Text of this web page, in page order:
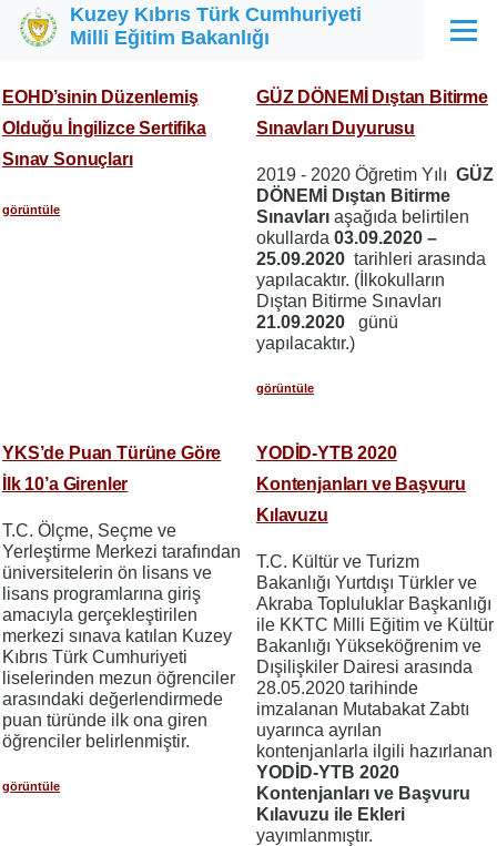
Ana içeriğe atla
Kuzey Kıbrıs Türk Cumhuriyeti
Milli Eğitim Bakanlığı
Menü
EOHD’sinin Düzenlemiş
Olduğu İngilizce Sertifika
Sınav Sonuçları
görüntüle
GÜZ DÖNEMİ Dıştan Bitirme
Sınavları Duyurusu
2019 - 2020 Öğretim Yılı GÜZ
DÖNEMİ Dıştan Bitirme
Sınavları aşağıda belirtilen
okullarda 03.09.2020 –
25.09.2020 tarihleri arasında
yapılacaktır. (İlkokulların
Dıştan Bitirme Sınavları
21.09.2020 günü
yapılacaktır.)
görüntüle
YKS’de Puan Türüne Göre
İlk 10’a Girenler
T.C. Ölçme, Seçme ve
Yerleştirme Merkezi tarafından
üniversitelerin ön lisans ve
lisans programlarına giriş
amacıyla gerçekleştirilen
merkezi sınava katılan Kuzey
Kıbrıs Türk Cumhuriyeti
liselerinden mezun öğrenciler
arasındaki değerlendirmede
puan türünde ilk ona giren
öğrenciler belirlenmiştir.
görüntüle
YODİD-YTB 2020
Kontenjanları ve Başvuru
Kılavuzu
T.C. Kültür ve Turizm
Bakanlığı Yurtdışı Türkler ve
Akraba Topluluklar Başkanlığı
ile KKTC Milli Eğitim ve Kültür
Bakanlığı Yükseköğrenim ve
Dışilişkiler Dairesi arasında
28.05.2020 tarihinde
imzalanan Mutabakat Zabtı
uyarınca ayrılan
kontenjanlarla ilgili hazırlanan
YODİD-YTB 2020
Kontenjanları ve Başvuru
Kılavuzu ile Ekleri
yayımlanmıştır.